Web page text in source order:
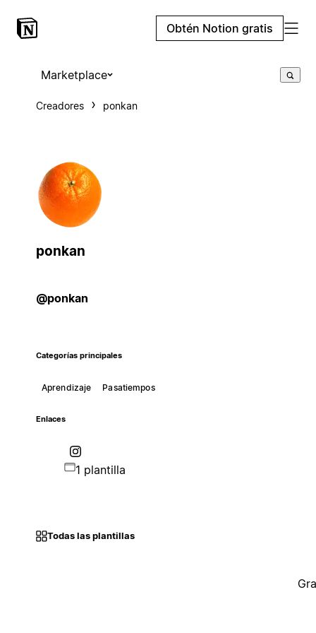
Obtén Notion gratis
Marketplace
Creadores ponkan
ponkan
@ponkan
Categorías principales
Aprendizaje Pasatiempos
Enlaces
1 plantilla
Todas las plantillas